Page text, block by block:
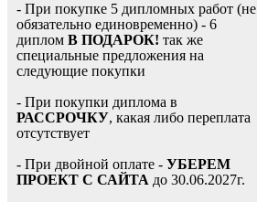
- При покупке 5 дипломных работ (не
обязательно единовременно) - 6
диплом В ПОДАРОК! так же
специальные предложения на
следующие покупки
- При покупки диплома в
РАССРОЧКУ, какая либо переплата
отсутствует
- При двойной оплате - УБЕРЕМ
ПРОЕКТ С САЙТА до 30.06.2027г.